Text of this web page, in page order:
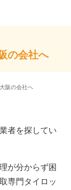
の会社へ
阪の会社へ
者を探してい
が分からず困
専門タイロッ